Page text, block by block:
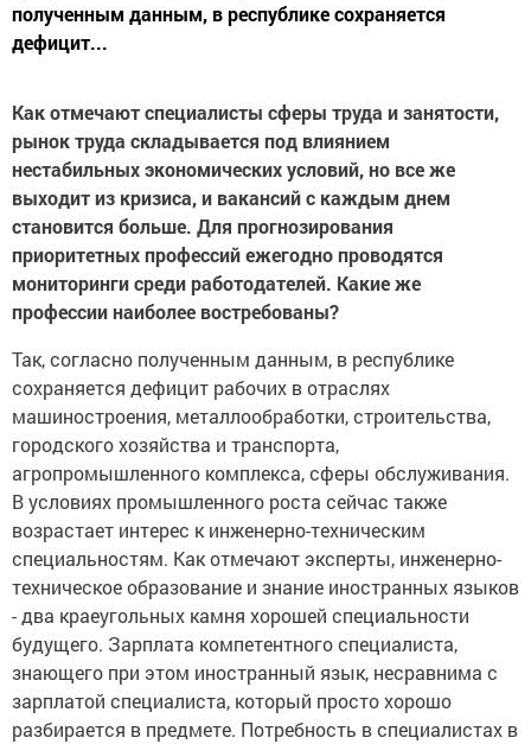
полученным данным, в республике сохраняется
дефицит...
Как отмечают специалисты сферы труда и занятости,
рынок труда складывается под влиянием
нестабильных экономических условий, но все же
выходит из кризиса, и вакансий с каждым днем
становится больше. Для прогнозирования
приоритетных профессий ежегодно проводятся
мониторинги среди работодателей. Какие же
профессии наиболее востребованы?
Так, согласно полученным данным, в республике
сохраняется дефицит рабочих в отраслях
машиностроения, металлообработки, строительства,
городского хозяйства и транспорта,
агропромышленного комплекса, сферы обслуживания.
В условиях промышленного роста сейчас также
возрастает интерес к инженерно-техническим
специальностям. Как отмечают эксперты, инженерно-
техническое образование и знание иностранных языков
- два краеугольных камня хорошей специальности
будущего. Зарплата компетентного специалиста,
знающего при этом иностранный язык, несравнима с
зарплатой специалиста, который просто хорошо
разбирается в предмете. Потребность в специалистах в